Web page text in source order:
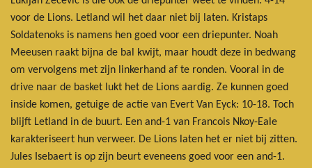
voor de Lions. Letland wil het daar niet bij laten. Kristaps
Soldatenoks is namens hen goed voor een driepunter. Noah
Meeusen raakt bijna de bal kwijt, maar houdt deze in bedwang
om vervolgens met zijn linkerhand af te ronden. Vooral in de
drive naar de basket lukt het de Lions aardig. Ze kunnen goed
inside komen, getuige de actie van Evert Van Eyck: 10-18. Toch
blijft Letland in de buurt. Een and-1 van Francois Nkoy-Eale
karakteriseert hun verweer. De Lions laten het er niet bij zitten.
Jules Isebaert is op zijn beurt eveneens goed voor een and-1.